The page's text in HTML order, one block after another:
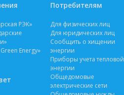
РЭК»
Energy»
Потребителям
Для физических лиц
Для юридических лиц
Сообщить о хищении
энергии
Приборы учета тепловой
энергии
Общедомовые
электрические сети